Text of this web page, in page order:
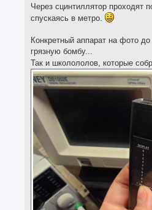
Через сцинтиллятор проходят
спускаясь в метро.
Конкретный аппарат на фото
грязную бомбу...
Так и школололов, которые